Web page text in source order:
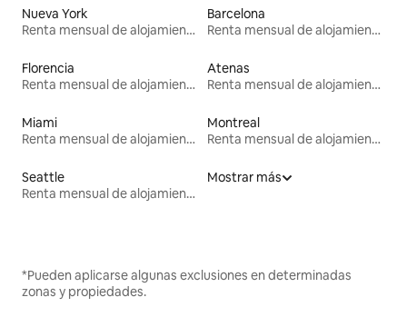
Nueva York
Renta mensual de alojamientos
Barcelona
Renta mensual de alojamientos
Florencia
Renta mensual de alojamientos
Atenas
Renta mensual de alojamientos
Miami
Renta mensual de alojamientos
Montreal
Renta mensual de alojamientos
Seattle
Renta mensual de alojamientos
Mostrar más
*Pueden aplicarse algunas exclusiones en determinadas
zonas y propiedades.